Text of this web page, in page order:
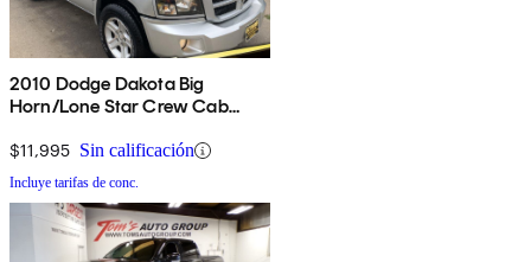
2010 Dodge Dakota Big
Horn/Lone Star Crew Cab
$11,995 Sin calificación
Incluye tarifas de conc.